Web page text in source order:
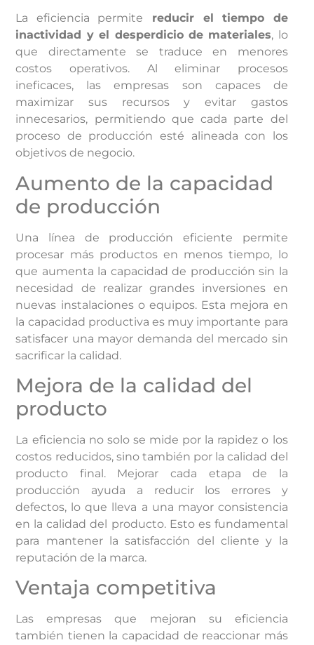
La eficiencia permite reducir el tiempo de
inactividad y el desperdicio de materiales, lo
que directamente se traduce en menores
costos operativos. Al eliminar procesos
ineficaces, las empresas son capaces de
maximizar sus recursos y evitar gastos
innecesarios, permitiendo que cada parte del
proceso de producción esté alineada con los
objetivos de negocio.
Aumento de la capacidad
de producción
Una línea de producción eficiente permite
procesar más productos en menos tiempo, lo
que aumenta la capacidad de producción sin la
necesidad de realizar grandes inversiones en
nuevas instalaciones o equipos. Esta mejora en
la capacidad productiva es muy importante para
satisfacer una mayor demanda del mercado sin
sacrificar la calidad.
Mejora de la calidad del
producto
La eficiencia no solo se mide por la rapidez o los
costos reducidos, sino también por la calidad del
producto final. Mejorar cada etapa de la
producción ayuda a reducir los errores y
defectos, lo que lleva a una mayor consistencia
en la calidad del producto. Esto es fundamental
para mantener la satisfacción del cliente y la
reputación de la marca.
Ventaja competitiva
Las empresas que mejoran su eficiencia
también tienen la capacidad de reaccionar más